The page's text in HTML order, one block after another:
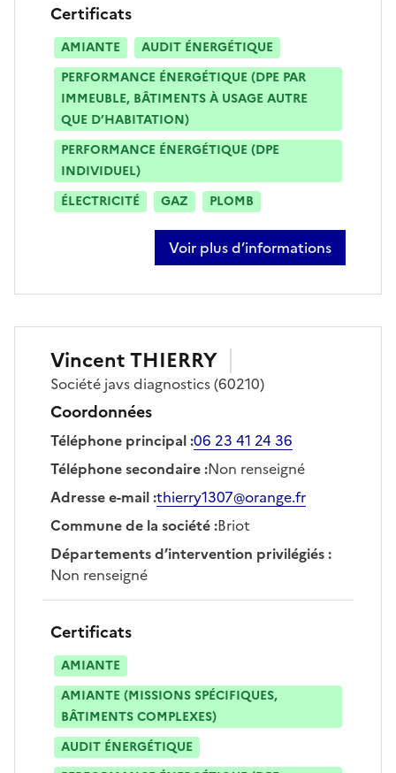
Certificats
AMIANTE
AUDIT ÉNERGÉTIQUE
PERFORMANCE ÉNERGÉTIQUE (DPE PAR
IMMEUBLE, BÂTIMENTS À USAGE AUTRE
QUE D’HABITATION)
PERFORMANCE ÉNERGÉTIQUE (DPE
INDIVIDUEL)
ÉLECTRICITÉ
GAZ PLOMB
Voir plus d’informations
sur cédric lebas
VincentTHIERRY
Société javs diagnostics(60210)
Coordonnées
Téléphone principal:06 23 41 24 36
Téléphone secondaire:Non renseigné
Adresse e-mail:thierry1307@orange.fr
Commune de la société:Briot
Départements d’intervention privilégiés:
Non renseigné
Certificats
AMIANTE
AMIANTE (MISSIONS SPÉCIFIQUES,
BÂTIMENTS COMPLEXES)
AUDIT ÉNERGÉTIQUE